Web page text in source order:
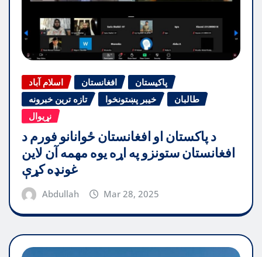
اسلام آباد افغانستان
پاکیستان
تازه ترین خبرونه
خیبر پښتونخوا
طالبان
نړیوال
د پاکستان او افغانستان ځوانانو فورم د
افغانستان ستونزو په اړه یوه مهمه آن لاین
غونډه کړې
Abdullah Mar 28, 2025